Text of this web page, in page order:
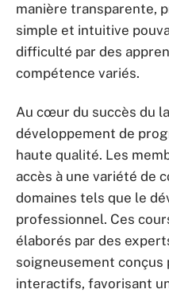
manière transparente,
simple et intuitive
difficulté par des
compétence variés.
Au cœur du succès du
développement de
haute qualité. Les
accès à une variété de
domaines tels que le
professionnel. Ces
élaborés par des
soigneusement
interactifs, favorisant